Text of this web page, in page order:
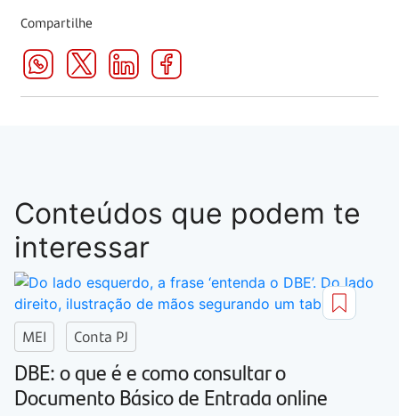
Compartilhe
Conteúdos que podem te
interessar
MEI Conta PJ
DBE: o que é e como consultar o
Documento Básico de Entrada online